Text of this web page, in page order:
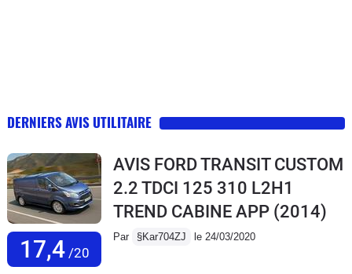
DERNIERS AVIS UTILITAIRE
17,4/20
AVIS FORD TRANSIT CUSTOM
2.2 TDCI 125 310 L2H1
TREND CABINE APP (2014)
Par §Kar704ZJ le 24/03/2020